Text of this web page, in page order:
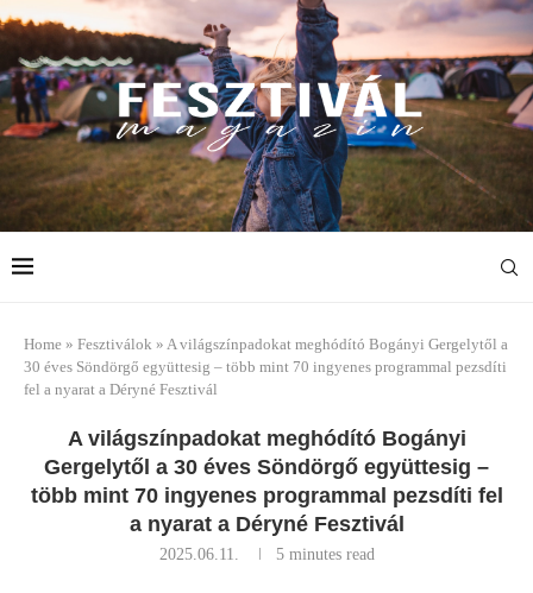
Home » Fesztiválok » A világszínpadokat meghódító Bogányi Gergelytől a
30 éves Söndörgő együttesig – több mint 70 ingyenes programmal pezsdíti
fel a nyarat a Déryné Fesztivál
A világszínpadokat meghódító Bogányi
Gergelytől a 30 éves Söndörgő együttesig –
több mint 70 ingyenes programmal pezsdíti fel
a nyarat a Déryné Fesztivál
2025.06.11. 5 minutes read